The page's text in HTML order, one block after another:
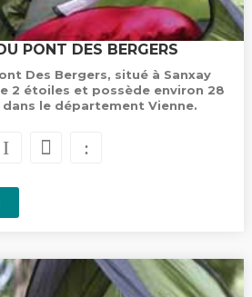
PONT DES BERGERS
Des Bergers, situé à Sanxay
2 étoiles et possède environ 28
le département Vienne.